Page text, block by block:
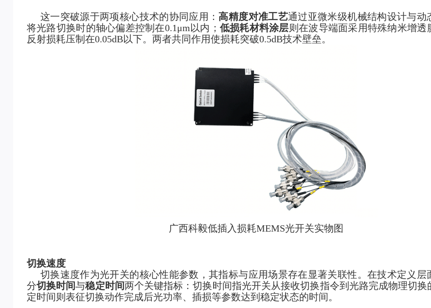
这一突破源于两项核心技术的协同应用：高精度对准工艺通过亚微米级机械结构设计与动
将光路切换时的轴心偏差控制在0.1μm以内； 低损耗材料涂层则在波导端面采用特殊纳米增透
反射损耗压制在0.05dB以下。两者共同作用使损耗突破0.5dB技术壁垒。
广西科毅低插入损耗MEMS光开关实物图
切换速度
切换速度作为光开关的核心性能参数，其指标与应用场景存在显著关联性。在技术定义层
分切换时间与稳定时间两个关键指标：切换时间指光开关从接收切换指令到光路完成物理切换
定时间则表征切换动作完成后光功率、插损等参数达到稳定状态的时间。